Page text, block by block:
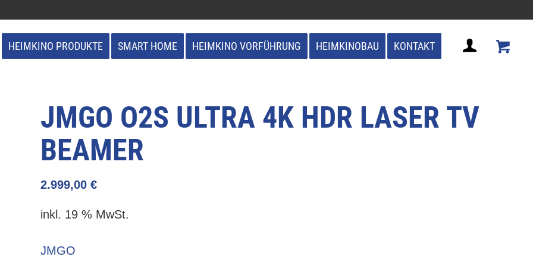
HEIMKINO PRODUKTE SMART HOME HEIMKINO VORFÜHRUNG HEIMKINOBAU KONTAKT
JMGO O2S ULTRA 4K HDR LASER TV
BEAMER
2.999,00€
inkl. 19 % MwSt.
JMGO